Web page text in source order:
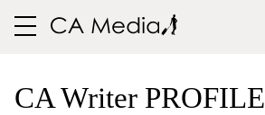
toggle
CA Writer PROFILE